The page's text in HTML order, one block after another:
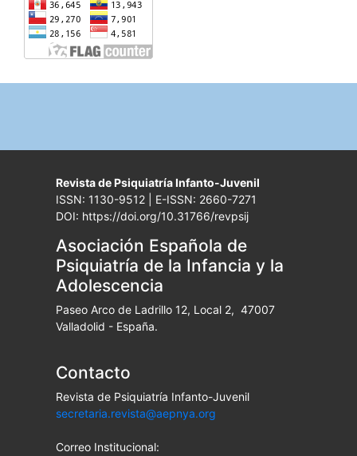
Revista de Psiquiatría Infanto-Juvenil
ISSN: 1130-9512 | E-ISSN: 2660-7271
DOI: https://doi.org/10.31766/revpsij
Asociación Española de
Psiquiatría de la Infancia y la
Adolescencia
Paseo Arco de Ladrillo 12, Local 2, 47007
Valladolid - España.
Contacto
Revista de Psiquiatría Infanto-Juvenil
secretaria.revista@aepnya.org
Correo Institucional: